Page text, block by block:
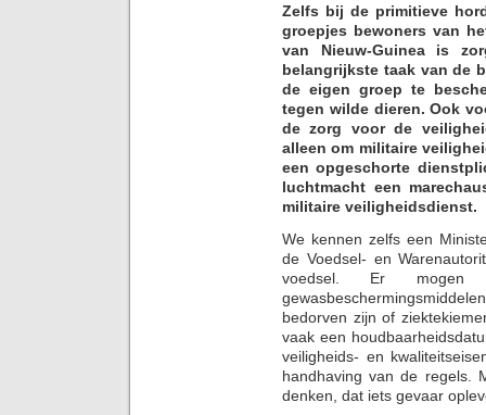
Zelfs bij de primitieve
groepjes bewoners van
van Nieuw-Guinea is
belangrijkste taak van de
de eigen groep te
tegen wilde dieren. Ook
de zorg voor de
alleen om militaire
een opgeschorte
luchtmacht een
militaire veiligheidsdienst.
We kennen zelfs een
de Voedsel- en
voedsel. Er
bedorven zijn of
vaak een
veiligheids- en
handhaving van de regels.
denken, dat iets gevaar